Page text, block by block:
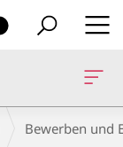
Bewerben und